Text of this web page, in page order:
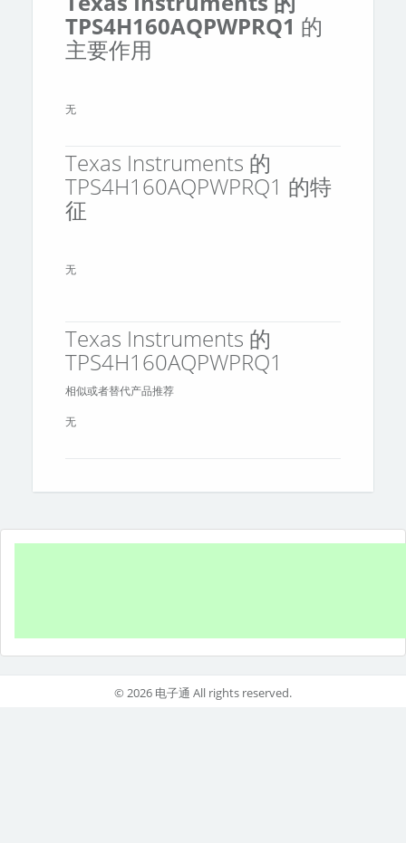
TPS4H160AQPWPRQ1 的
主要作用
无
Texas Instruments 的
TPS4H160AQPWPRQ1 的特
征
无
Texas Instruments 的
TPS4H160AQPWPRQ1
相似或者替代产品推荐
无
© 2026 电子通 All rights reserved.